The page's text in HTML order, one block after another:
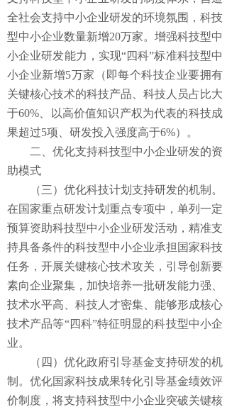
全社会支持中小企业研发的环境氛围，科技
型中小企业数量新增20万家。增强科技型中
小企业研发能力，实现“四科”标准科技型中
小企业新增5万家（即每个科技企业要拥有
关键核心技术的科技产品、科技人员占比大
于60%、以高价值知识产权为代表的科技成
果超过5项、研发投入强度高于6%）。
二、优化支持科技型中小企业研发的资
助模式
（三）优化科技计划支持研发的机制。
在国家重点研发计划重点专项中，单列一定
预算资助科技型中小企业研发活动，精准支
持具备条件的科技型中小企业承担国家科技
任务，开展关键核心技术攻关，引导创新要
素向企业聚集，加快培养一批研发能力强、
技术水平高、科技人才密集、能够形成核心
技术产品等“四科”特征明显的科技型中小企
业。
（四）优化政府引导基金支持研发的机
制。优化国家科技成果转化引导基金绩效评
价制度，将支持科技型中小企业突破关键核